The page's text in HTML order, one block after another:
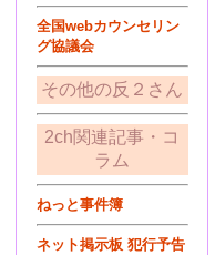
全国webカウンセリン
グ協議会
その他の反２さん
2ch関連記事・コ
ラム
ねっと事件簿
ネット掲示板 犯行予告